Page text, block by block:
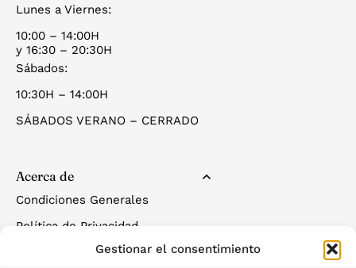
Gestionar el consentimiento
Lunes a Viernes:
10:00 – 14:00H
y 16:30 – 20:30H
Sábados:
10:30H – 14:00H
SÁBADOS VERANO – CERRADO
Acerca de
Condiciones Generales
Política de Privacidad
Política de Cookies